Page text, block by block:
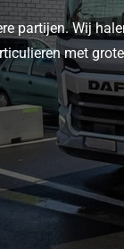
partijen. Wij
met